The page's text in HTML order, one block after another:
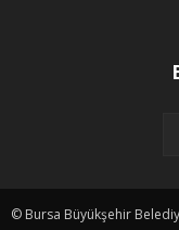
© Bursa Büyükşehir